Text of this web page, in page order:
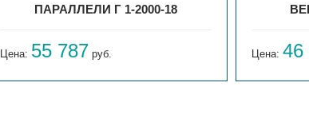
ПАРАЛЛЕЛИ Г 1-2000-18
Цена: 55 787 руб. Цена: 46